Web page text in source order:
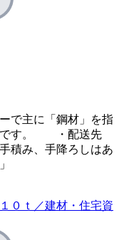
で主に「鋼材」を指
です。 ・配送先
み、手降ろしはあ
０ｔ／建材・住宅資